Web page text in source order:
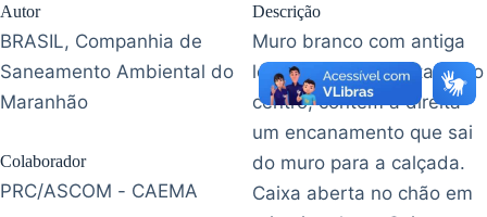
Autor
BRASIL, Companhia de
Saneamento Ambiental do
Maranhão
Colaborador
PRC/ASCOM - CAEMA
Descrição
Muro branco com antiga
logo da Caema pintada ao
centro, contém à direita
um encanamento que sai
do muro para a calçada.
Caixa aberta no chão em